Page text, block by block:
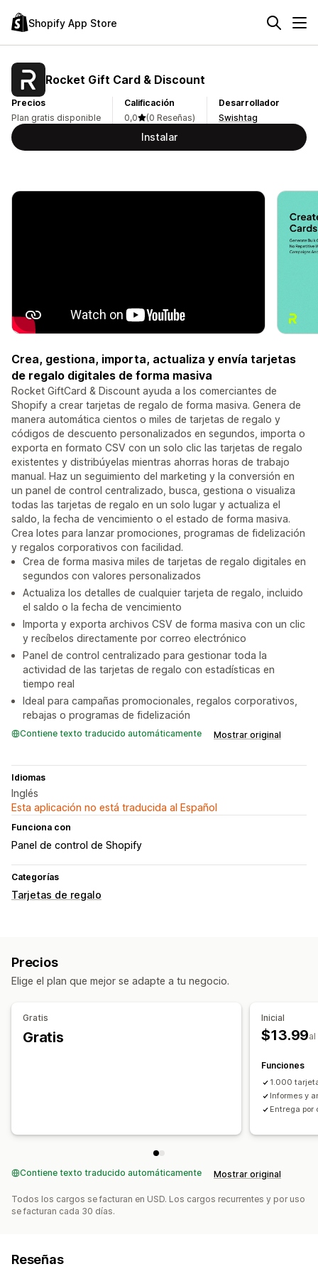
Shopify App Store
Rocket Gift Card & Discount
Precios
Plan gratis disponible
Calificación
0,0
(0 Reseñas)
Desarrollador
Swishtag
Instalar
Crea, gestiona, importa, actualiza y envía tarjetas
de regalo digitales de forma masiva
Rocket GiftCard & Discount ayuda a los comerciantes de
Shopify a crear tarjetas de regalo de forma masiva. Genera de
manera automática cientos o miles de tarjetas de regalo y
códigos de descuento personalizados en segundos, importa o
exporta en formato CSV con un solo clic las tarjetas de regalo
existentes y distribúyelas mientras ahorras horas de trabajo
manual. Haz un seguimiento del marketing y la conversión en
un panel de control centralizado, busca, gestiona o visualiza
todas las tarjetas de regalo en un solo lugar y actualiza el
saldo, la fecha de vencimiento o el estado de forma masiva.
Crea lotes para lanzar promociones, programas de fidelización
y regalos corporativos con facilidad.
Crea de forma masiva miles de tarjetas de regalo digitales en
segundos con valores personalizados
Actualiza los detalles de cualquier tarjeta de regalo, incluido
el saldo o la fecha de vencimiento
Importa y exporta archivos CSV de forma masiva con un clic
y recíbelos directamente por correo electrónico
Panel de control centralizado para gestionar toda la
actividad de las tarjetas de regalo con estadísticas en
tiempo real
Ideal para campañas promocionales, regalos corporativos,
rebajas o programas de fidelización
Contiene texto traducido automáticamente Mostrar original
Idiomas
Inglés
Esta aplicación no está traducida al Español
Funciona con
Panel de control de Shopify
Categorías
Tarjetas de regalo
Precios
Elige el plan que mejor se adapte a tu negocio.
Gratis
Gratis
Inicial
$13.99
Funciones
1.000
Informes y
Entrega por
Contiene texto traducido automáticamente Mostrar original
Todos los cargos se facturan en USD. Los cargos recurrentes y por uso
se facturan cada 30 días.
Reseñas